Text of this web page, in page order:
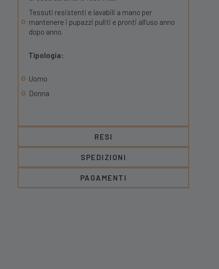
Tessuti resistenti e lavabili a mano per
mantenere i pupazzi puliti e pronti all’uso anno
dopo anno.
Tipologia:
Uomo
Donna
RESI
SPEDIZIONI
PAGAMENTI